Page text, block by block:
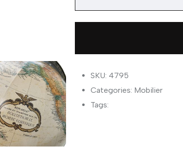
SKU: 4795
Categories: Mobilier
Tags: